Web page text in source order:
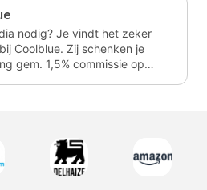
nodig? Je vindt het zeker
Coolblue. Zij schenken je
gem. 1,5% commissie op